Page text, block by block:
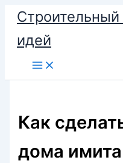
Перейти
содержимому
идей
Как
дома